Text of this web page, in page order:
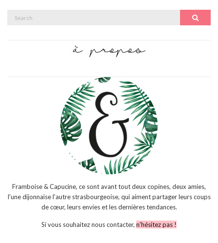
Framboise & Capucine, ce sont avant tout deux copines, deux amies,
l'une dijonnaise l'autre strasbourgeoise, qui aiment partager leurs coups
de cœur, leurs envies et les dernières tendances.
Si vous souhaitez nous contacter, n'hésitez pas !